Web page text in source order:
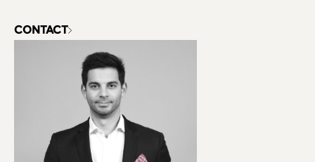
CONTACT